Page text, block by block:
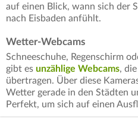
auf einen Blick, wann sich der
nach Eisbaden anfühlt.
Wetter-Webcams
Schneeschuhe, Regenschirm
gibt es unzählige Webcams,
übertragen. Über diese
Wetter gerade in den Städten
Perfekt, um sich auf einen